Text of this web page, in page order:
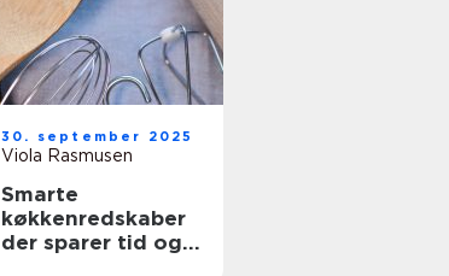
30. september 2025
Viola Rasmusen
Smarte
køkkenredskaber
der sparer tid og